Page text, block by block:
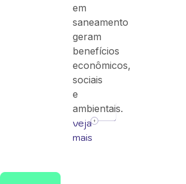
em
saneamento
geram
benefícios
econômicos,
sociais
e
ambientais.
veja
mais